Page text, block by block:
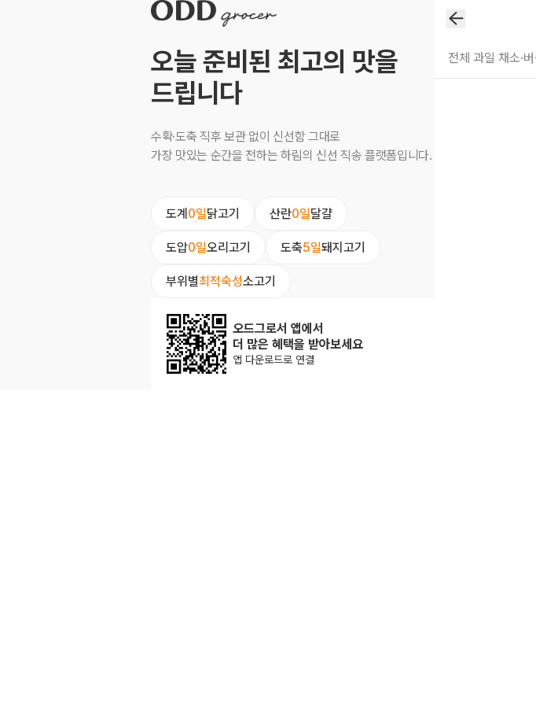
오늘 준비된 최고의 맛을
드립니다
수확·도축 직후 보관 없이 신선함 그대로
가장 맛있는 순간을 전하는 하림의 신선 직송 플랫폼입니다.
도계 0일닭고기 산란0일달걀
도압0일오리고기 도축5일돼지고기
부위별최적숙성소고기
오드그로서 앱에서
더 많은 혜택을 받아보세요
앱 다운로드로 연결
전체 과일 채소·